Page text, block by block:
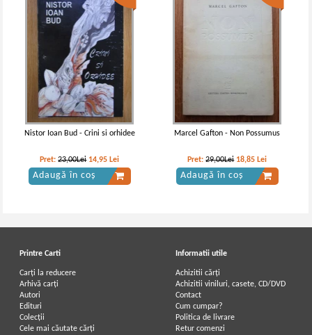
Nistor Ioan Bud - Crini si orhidee
Pret:23,00Lei 14,95 Lei
Adaugă în coș
Marcel Gafton - Non Possumus
Pret:29,00Lei 18,85 Lei
Adaugă în coș
Printre Carti
Carți la reducere
Arhivă carți
Autori
Edituri
Colecții
Cele mai căutate cărți
Informatii utile
Achizitii cărți
Achizitii viniluri, casete, CD/DVD
Contact
Cum cumpar?
Politica de livrare
Retur comenzi